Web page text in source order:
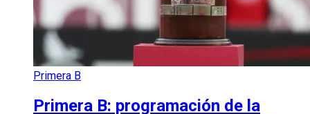
Primera B
Primera B: programación de la